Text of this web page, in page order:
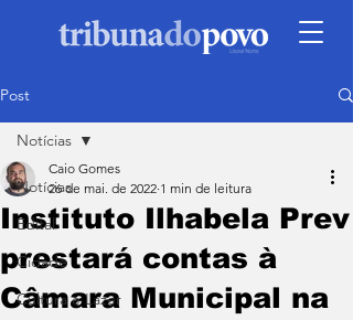
Post
Notícias
Edital
Cidade
Cultura e Lazer
Notícias
Instituto Ilhabela Prev
prestará contas à
Câmara Municipal na
Caio Gomes
26 de mai. de 2022 1 min de leitura